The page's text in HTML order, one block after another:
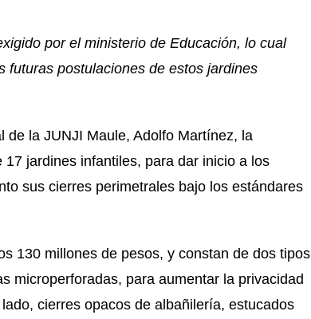
por el ministerio de Educación, lo cual
futuras postulaciones de estos jardines
de la JUNJI Maule, Adolfo Martínez, la
jardines infantiles, para dar inicio a los
sus cierres perimetrales bajo los estándares
130 millones de pesos, y constan de dos tipos
microperforadas, para aumentar la privacidad
cierres opacos de albañilería, estucados